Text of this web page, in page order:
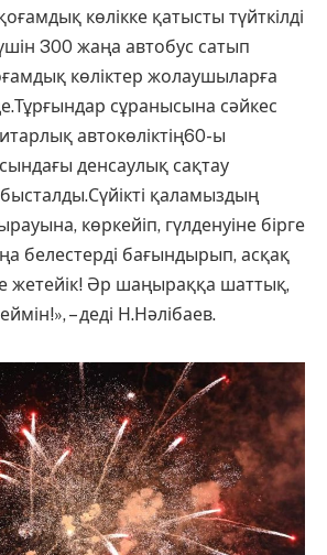
көлікке қатысты түйткілді
300 жаңа автобус сатып
көліктер жолаушыларға
сұранысына сәйкес
автокөліктің60-ы
денсаулық сақтау
қаламыздың
көркейіп, гүлденуіне бірге
белестерді бағындырып, асқақ
жетейік! Әр шаңыраққа шаттық,
– деді Н.Нәлібаев.